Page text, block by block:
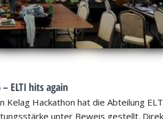
ELTI hits again
Kelag Hackathon hat die Abteilung
unter Beweis gestellt.